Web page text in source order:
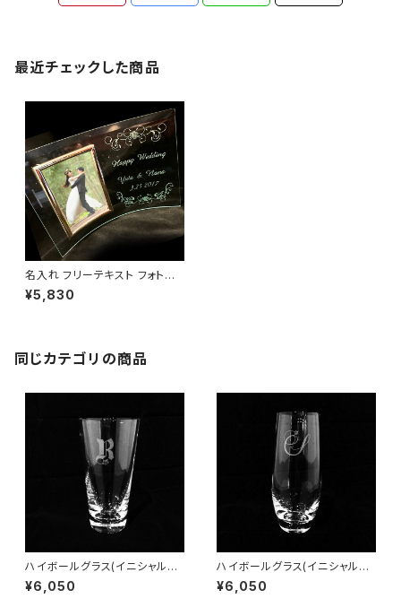
最近チェックした商品
名入れ フリーテキスト フォトフ
レーム
¥5,830
同じカテゴリの商品
ハイボールグラス(イニシャル彫
刻)
¥6,050
ハイボールグラス(イニシャル彫
刻)
¥6,050